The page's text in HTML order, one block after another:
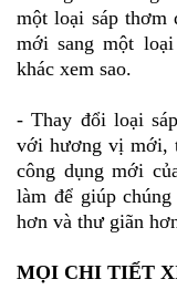
một loại sáp thơm
mới sang một
khác xem sao.
- Thay đổi loại
với hương vị mới,
công dụng mới
làm để giúp
hơn và thư giãn
MỌI CHI TIẾT